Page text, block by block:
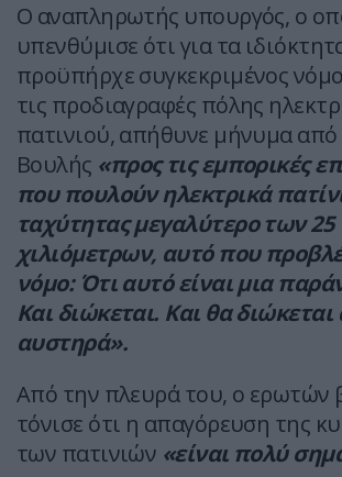
Ο αναπληρωτής υπουργός, ο
υπενθύμισε ότι για τα
προϋπήρχε συγκεκριμένος
τις προδιαγραφές πόλης
πατινιού, απήθυνε μήνυμα
Βουλής «προς τις εμπορικές
που πουλούν ηλεκτρικά
ταχύτητας μεγαλύτερο των 25
χιλιόμετρων, αυτό που
νόμο: Ότι αυτό είναι μια
Και διώκεται. Και θα
αυστηρά».
Από την πλευρά του, ο ερωτών
τόνισε ότι η απαγόρευση της
των πατινιών «είναι πολύ